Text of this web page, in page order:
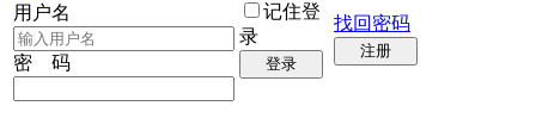
用户名
密 码
记住登
录
登录
找回密码
注册